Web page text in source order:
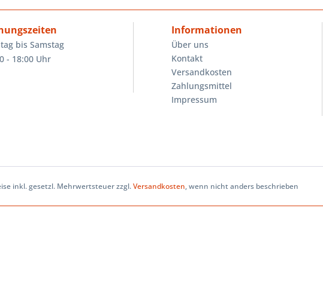
bis Samstag
- 18:00 Uhr
Informationen
Über uns
Kontakt
Versandkosten
Zahlungsmittel
Impressum
inkl. gesetzl. Mehrwertsteuer zzgl.Versandkosten, wenn nicht anders beschrieben